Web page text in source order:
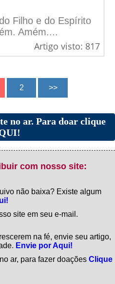
Filho e do Espírito
Amém....
Artigo visto: 817
no ar. Para doar clique
com nosso site:
não baixa? Existe algum
site em seu e-mail.
na fé, envie seu artigo,
Envie por Aqui!
ar, para fazer doações Clique